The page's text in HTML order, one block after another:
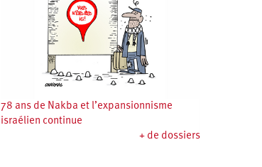
78 ans de Nakba et l’expansionnisme
israélien continue
+ de dossiers